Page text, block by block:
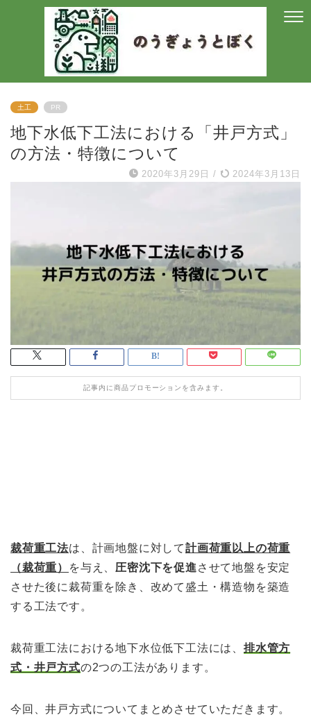
土工 PR
地下水低下工法における「井戸方式」
の方法・特徴について
2020年3月29日 / 2024年3月13日
記事内に商品プロモーションを含みます。
裁荷重工法は、計画地盤に対して計画荷重以上の荷重
（裁荷重）
を与え、 圧密沈下を促進 させて地盤を安定
させた後に裁荷重を除き、改めて盛土・構造物を築造
する工法です。
裁荷重工法における地下水位低下工法には、 排水管方
式・井戸方式の2つの工法があります。
今回、井戸方式についてまとめさせていただきます。